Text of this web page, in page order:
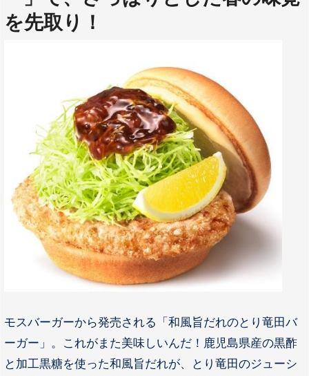
を先取り！
モスバーガーから発売される「和風旨だれのとり竜田バ
ーガー」。これがまた美味しいんだ！鹿児島県産の黒酢
と加工黒糖を使った和風旨だれが、とり竜田のジューシ